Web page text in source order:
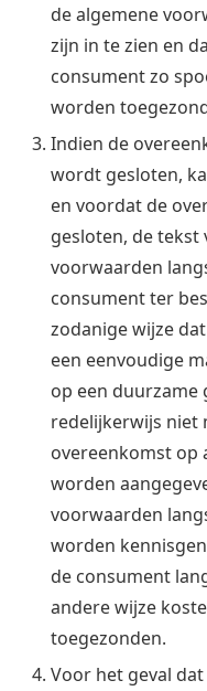
de algemene
zijn in te zien en
consument zo
worden
Indien de
wordt gesloten,
en voordat de
gesloten, de tekst
voorwaarden
consument ter
zodanige wijze
een eenvoudige
op een duurzame
redelijkerwijs niet
overeenkomst op
worden
voorwaarden
worden
de consument
andere wijze
toegezonden.
Voor het geval